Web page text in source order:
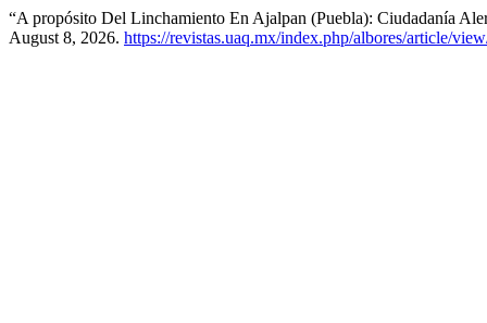
“A propósito Del Linchamiento En Ajalpan (Puebla): Ciudadanía
August 8, 2026. https://revistas.uaq.mx/index.php/albores/article/